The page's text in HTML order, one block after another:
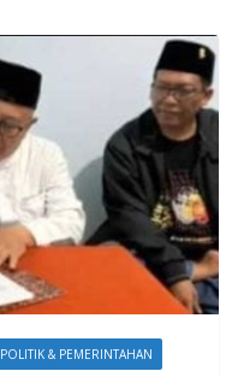
POLITIK & PEMERINTAHAN